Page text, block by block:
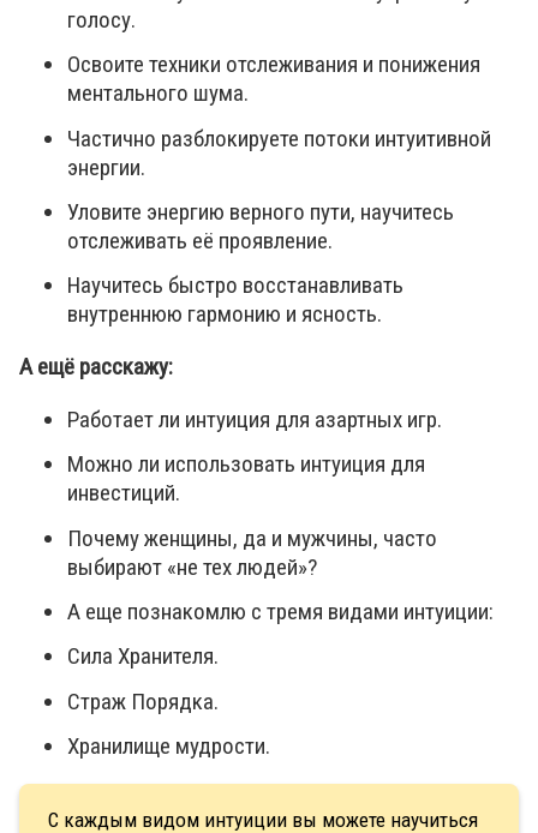
голосу.
Освоите техники отслеживания и понижения
ментального шума.
Частично разблокируете потоки интуитивной
энергии.
Уловите энергию верного пути, научитесь
отслеживать её проявление.
Научитесь быстро восстанавливать
внутреннюю гармонию и ясность.
А ещё расскажу:
Работает ли интуиция для азартных игр.
Можно ли использовать интуиция для
инвестиций.
Почему женщины, да и мужчины, часто
выбирают «не тех людей»?
А еще познакомлю с тремя видами интуиции:
Сила Хранителя.
Страж Порядка.
Хранилище мудрости.
С каждым видом интуиции вы можете научиться